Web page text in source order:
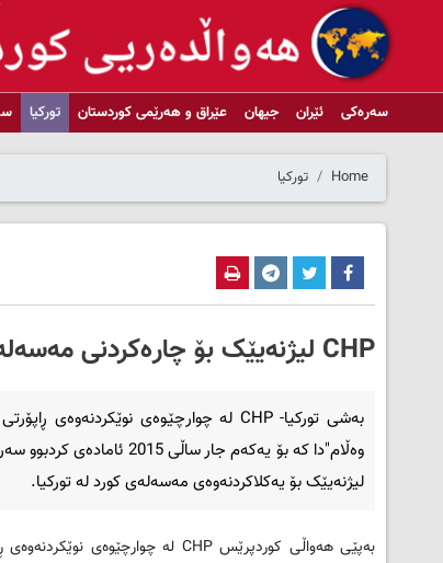
سەرەکی ئێران جیهان عێراق و هەرێمی کوردستان تورکیا
Home تورکیا
CHP لیژنەیێک بۆ چارەکردنی مەسەلەی کورد پێکدەهێنێت
وەڵام"دا کە بۆ یەکەم جار ساڵی 2015
لیژنەیێک بۆ یەکلاکردنەوەی مەسەلەی کورد لە تورکیا.